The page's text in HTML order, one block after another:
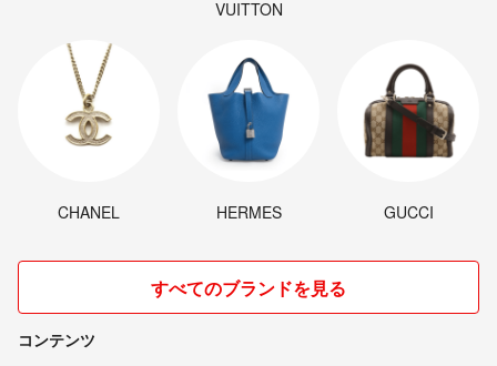
VUITTON
CHANEL HERMES GUCCI
すべてのブランドを見る
コンテンツ